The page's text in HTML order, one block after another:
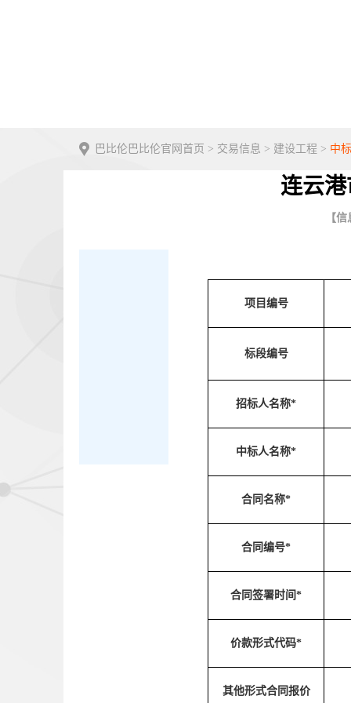
巴比伦巴比伦官网首页 > 交易信息 > 建设工程 > 中
连云
【
项目编号
标段编号
招标人名称*
中标人名称*
合同名称*
合同编号*
合同签署时间*
价款形式代码*
其他形式合同报价